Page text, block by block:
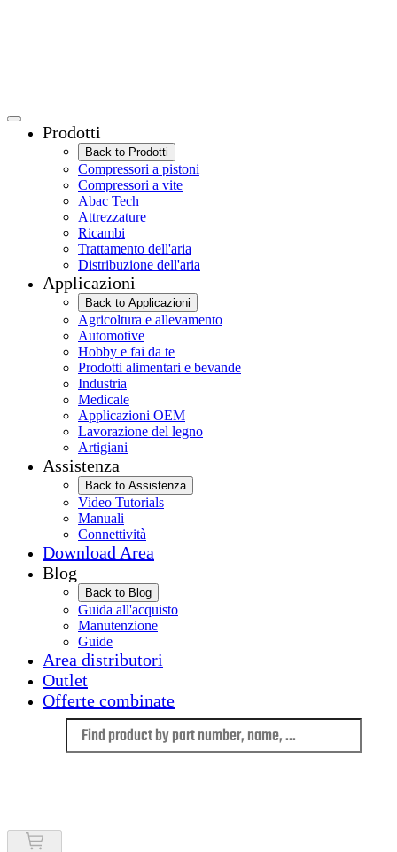
Prodotti
Back to Prodotti
Compressori a pistoni
Compressori a vite
Abac Tech
Attrezzature
Ricambi
Trattamento dell'aria
Distribuzione dell'aria
Applicazioni
Back to Applicazioni
Agricoltura e allevamento
Automotive
Hobby e fai da te
Prodotti alimentari e bevande
Industria
Medicale
Applicazioni OEM
Lavorazione del legno
Artigiani
Assistenza
Back to Assistenza
Video Tutorials
Manuali
Connettività
Download Area
Blog
Back to Blog
Guida all'acquisto
Manutenzione
Guide
Area distributori
Outlet
Offerte combinate